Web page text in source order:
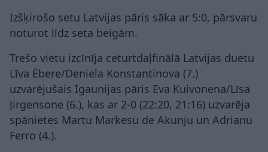
Izšķirošo setu Latvijas pāris sāka ar 5:0, pārsvaru
noturot līdz seta beigām.
Trešo vietu izcīnīja ceturtdaļfinālā Latvijas duetu
Līva Ēbere/Deniela Konstantinova (7.)
uzvarējušais Igaunijas pāris Eva Kuivonena/Līsa
Jirgensone (6.), kas ar 2-0 (22:20, 21:16) uzvarēja
spānietes Martu Markesu de Akunju un Adrianu
Ferro (4.).